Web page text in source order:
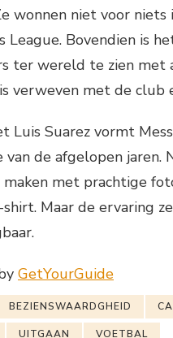
wonnen niet voor
League. Bovendien is
ter wereld te zien met
verweven met de club
Luis Suarez vormt
van de afgelopen jaren.
met prachtige
shirt. Maar de ervaring
GetYourGuide
BEZIENSWAARDGHEID
UITGAAN VOETBAL